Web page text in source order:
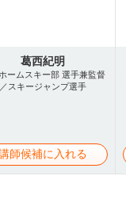
葛西紀明
ームスキー部 選手兼監督
／スキージャンプ選手
師候補に入れる